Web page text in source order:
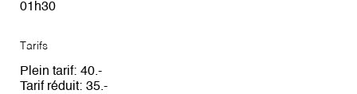
01h30
Tarifs
Plein tarif 40
Tarif réduit 35